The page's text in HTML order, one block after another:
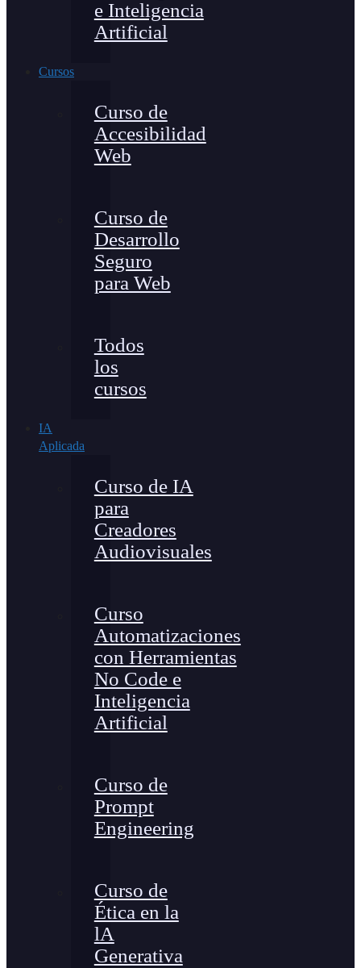
e Inteligencia
Artificial
Cursos
Curso de
Accesibilidad
Web
Curso de
Desarrollo
Seguro
para Web
Todos
los
cursos
IA
Aplicada
Curso de IA
para
Creadores
Audiovisuales
Curso
Automatizaciones
con Herramientas
No Code e
Inteligencia
Artificial
Curso de
Prompt
Engineering
Curso de
Ética en la
lA
Generativa